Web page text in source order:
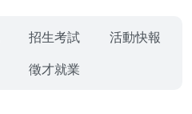
招生考試
活動快報
徵才就業